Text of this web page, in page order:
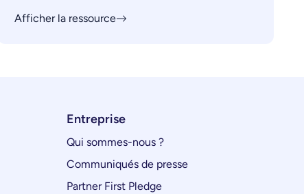
Afficher la ressource
Entreprise
Qui sommes-nous ?
Communiqués de presse
Partner First Pledge